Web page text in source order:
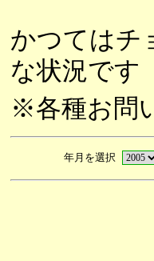
かつてはチ
な状況です
※各種お問
年月を選択